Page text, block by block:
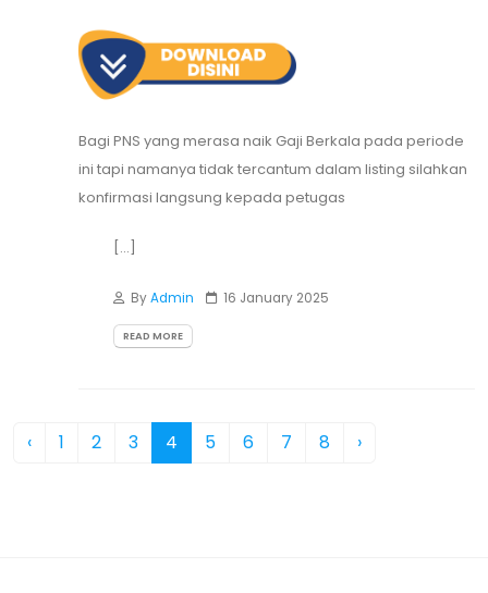
Bagi PNS yang merasa naik Gaji Berkala pada periode
ini tapi namanya tidak tercantum dalam listing silahkan
konfirmasi langsung kepada petugas
[...]
ByAdmin 16 January 2025
READ MORE
‹ 1 2 3 4 5 6 7 8 ›